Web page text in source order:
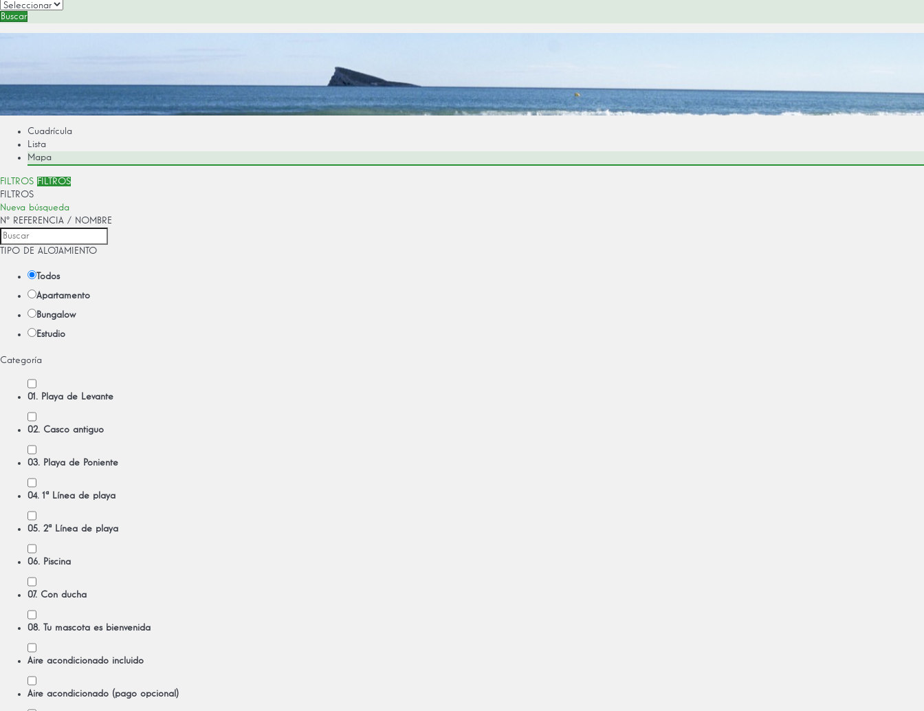
Buscar
Cuadrícula
Lista
Mapa
FILTROS FILTROS
FILTROS
Nueva búsqueda
Nº REFERENCIA / NOMBRE
TIPO DE ALOJAMIENTO
Todos
Apartamento
Bungalow
Estudio
Categoría
01. Playa de Levante
02. Casco antiguo
03. Playa de Poniente
04. 1ª Línea de playa
05. 2ª Línea de playa
06. Piscina
07. Con ducha
08. Tu mascota es bienvenida
Aire acondicionado incluido
Aire acondicionado (pago opcional)